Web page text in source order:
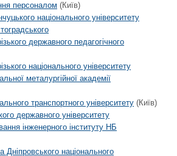
персоналом (Київ)
національного університету
державного педагогічного
національного університету
металургійної академії
транспортного університету (Київ)
державного університету
інженерного інституту НБ
Дніпровського національного